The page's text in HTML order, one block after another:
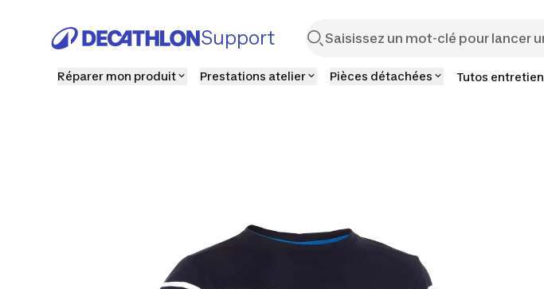
Support
Réparer mon produit Prestations atelier Pièces détachées Tutos entretien